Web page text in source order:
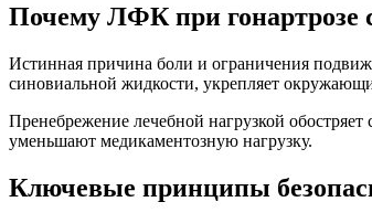
Почему ЛФК при гонартрозе
Истинная причина боли и ограничения
синовиальной жидкости, укрепляет
Пренебрежение лечебной нагрузкой
уменьшают медикаментозную нагрузку.
Ключевые принципы